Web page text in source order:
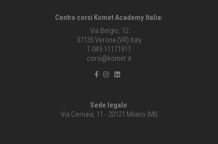
Centro corsi Komet Academy Italia:
Via Belgio, 12
37135 Verona (VR) Italy
T 045 11171911
corsi@komet.it
Sede legale:
Via Cernaia, 11 - 20121 Milano (MI)